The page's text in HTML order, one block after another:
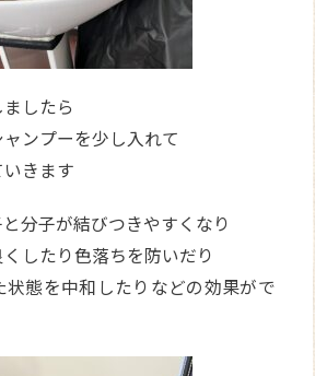
したら
ンプーを少し入れて
きます
分子が結びつきやすくなり
したり色落ちを防いだり
状態を中和したりなどの効果がで